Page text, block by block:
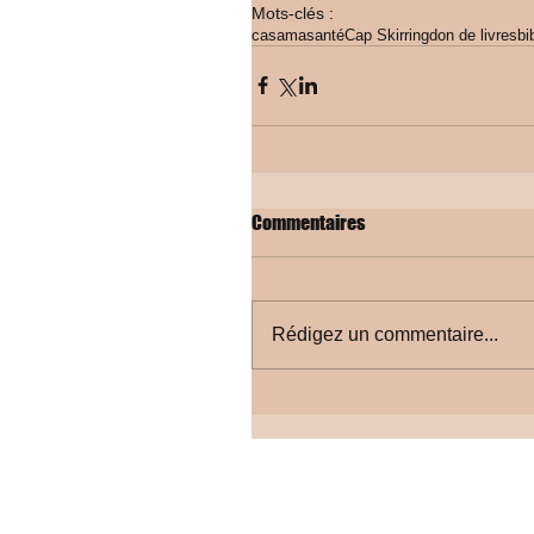
Mots-clés :
casamasantéCap Skirringdon de livres
Commentaires
Rédigez un commentaire...